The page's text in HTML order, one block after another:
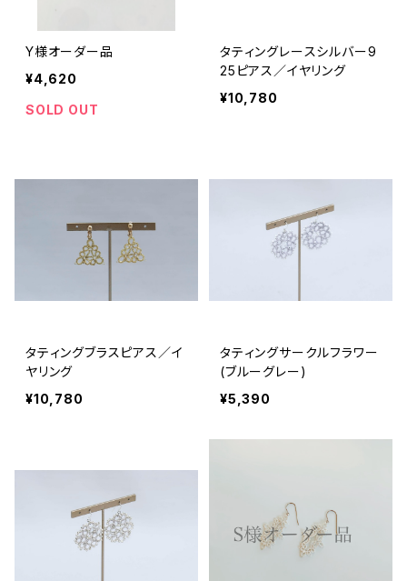
Y様オーダー品
¥4,620
SOLD OUT
タティングレースシルバー9
25ピアス／イヤリング
¥10,780
タティングブラスピアス／イ
ヤリング
¥10,780
タティングサークルフラワー
(ブルーグレー)
¥5,390